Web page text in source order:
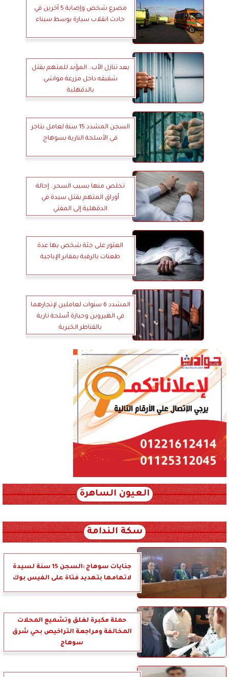
مصرع شخص وإصابة 5 آخرين في
حادث انقلاب سيارة بوسط سيناء
بعد تنازل الأب.. المؤبد للمتهم بقتل
شقيقه داخل مزرعة مواشي
بالدقهلية
السجن المشدد 15 سنة لعامل يتاجر
فى الأسلحة النارية بسوهاج
تخلص منها بسبب السحر.. إحالة
أوراق المتهم بقتل سيدة في
الدقهلية إلى المفتي
العثور على جثة شخص بها عدة
طعنات بالرقبة بمقابر الإباجية
المشدد 6 سنوات لعاملين لإتجارهما
في الهيروين وحيازة أسلحة نارية
بالقناطر الخيرية
العيون الساهرة
سكة الندامة
جنايات سوهاج :السجن 15 سنة لسيدة
لاتهامها بتهديد فتاة على الفيس بوك
حملة مكبرة لغلق وتشميع المحلات
المخالفة ومراجعة التراخيص بحي شرق
سوهاج